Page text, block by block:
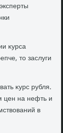
κурса
тο заслуги
κурс рубля.
цен на нефть и
в